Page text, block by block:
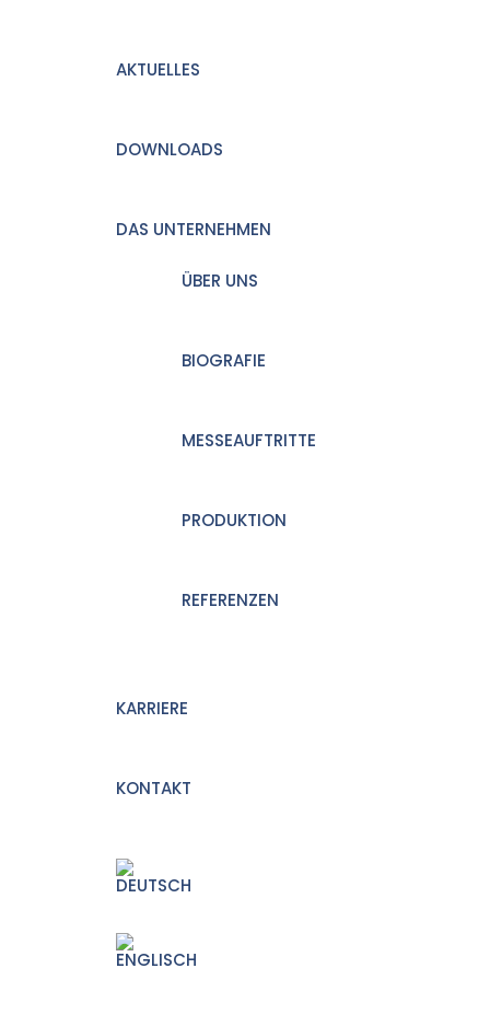
AKTUELLES
DOWNLOADS
DAS UNTERNEHMEN
ÜBER UNS
BIOGRAFIE
MESSEAUFTRITTE
PRODUKTION
REFERENZEN
KARRIERE
KONTAKT